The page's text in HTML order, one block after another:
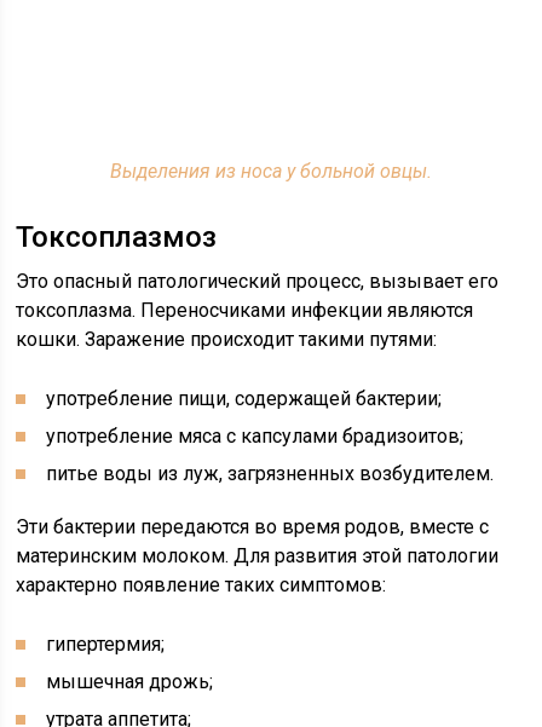
Выделения из носа у больной овцы.
Токсоплазмоз
Это опасный патологический процесс, вызывает его
токсоплазма. Переносчиками инфекции являются
кошки. Заражение происходит такими путями:
употребление пищи, содержащей бактерии;
употребление мяса с капсулами брадизоитов;
питье воды из луж, загрязненных возбудителем.
Эти бактерии передаются во время родов, вместе с
материнским молоком. Для развития этой патологии
характерно появление таких симптомов:
гипертермия;
мышечная дрожь;
утрата аппетита;